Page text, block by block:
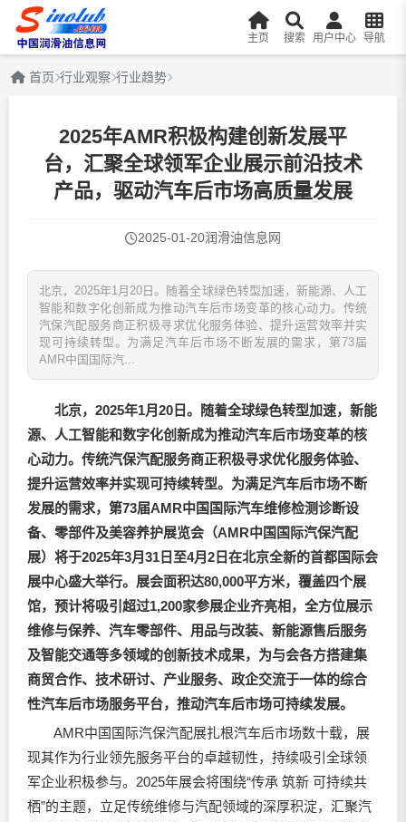
主页 搜索 用户中心 导航
首页 行业观察 行业趋势
2025年AMR积极构建创新发展平
台，汇聚全球领军企业展示前沿技术
产品，驱动汽车后市场高质量发展
2025-01-20润滑油信息网
北京，2025年1月20日。随着全球绿色转型加速，新能源、人工
智能和数字化创新成为推动汽车后市场变革的核心动力。传统
汽保汽配服务商正积极寻求优化服务体验、提升运营效率并实
现可持续转型。为满足汽车后市场不断发展的需求，第73届
AMR中国国际汽...
北京， 2025年1月20 日。随着全球绿色转型加速，新能
源、人工智能和数字化创新成为推动汽车后市场变革的核
心动力。传统汽保汽配服务商正积极寻求优化服务体验、
提升运营效率并实现可持续转型。为满足汽车后市场不断
发展的需求，第73届AMR中国国际汽车维修检测诊断设
备、零部件及美容养护展览会（AMR中国国际汽保汽配
展）将于2025年3月31 日至4月2 日在北京全新的首都国际会
展中心盛大举行。展会面积达80,000平方米，覆盖四个展
馆，预计将吸引超过1,200家参展企业齐亮相，全方位展示
维修与保养、汽车零部件、用品与改装、新能源售后服务
及智能交通等多领域的创新技术成果，为与会各方搭建集
商贸合作、技术研讨、产业服务、政企交流于一体的综合
性汽车后市场服务平台，推动汽车后市场可持续发展。
AMR中国国际汽保汽配展扎根汽车后市场数十载，展
现其作为行业领先服务平台的卓越韧性，持续吸引全球领
军企业积极参与。2025年展会将围绕“传承 筑新 可持续共
栖”的主题，立足传统维修与汽配领域的深厚积淀，汇聚汽